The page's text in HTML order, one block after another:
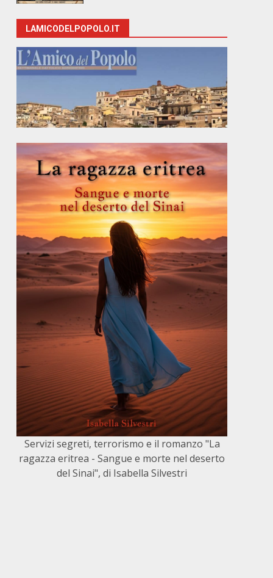
LAMICODELPOPOLO.IT
Servizi segreti, terrorismo e il romanzo "La
ragazza eritrea - Sangue e morte nel deserto
del Sinai", di Isabella Silvestri